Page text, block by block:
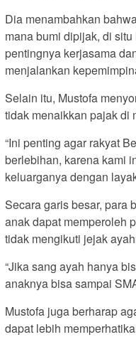
Dia menambahkan
mana bumi dipijak, di
pentingnya kerjasama
menjalankan
Selain itu, Mustofa
tidak menaikkan pajak di
“Ini penting agar rakyat
berlebihan, karena kami
keluarganya dengan
Secara garis besar, para
anak dapat memperoleh
tidak mengikuti jejak
“Jika sang ayah hanya
anaknya bisa sampai
Mustofa juga berharap
dapat lebih